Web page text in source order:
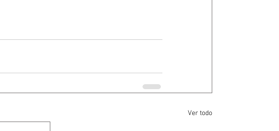
Ver todo